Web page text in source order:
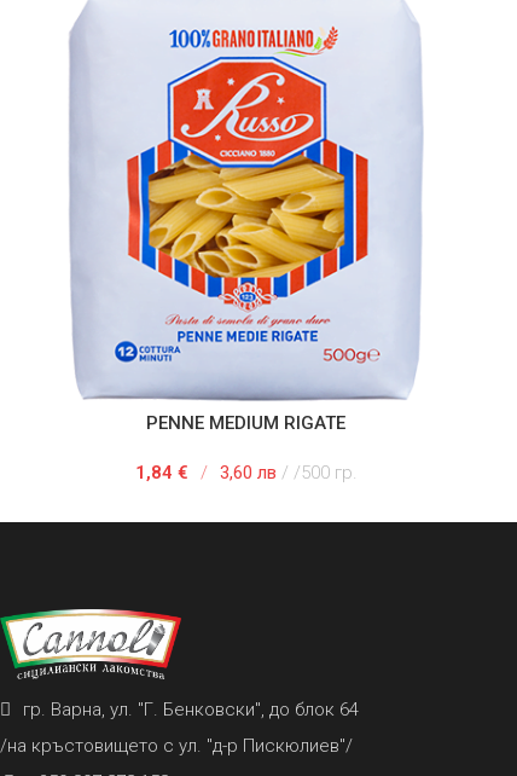
ДОБАВЯНЕ В КОЛИЧКАТАPENNE MEDIUM RIGATE
1,84 € / 3,60 лв /500 гр.
гр. Варна, ул. "Г. Бенковски", до блок 64
/на кръстовището с ул. "д-р Пискюлиев"/